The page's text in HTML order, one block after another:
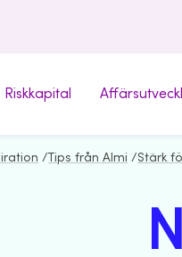
Riskkapital
/Tips från Almi /Stärk